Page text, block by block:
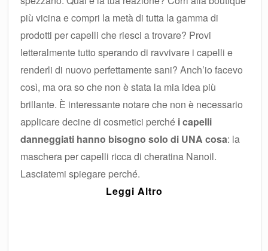
più vicina e compri la metà di tutta la gamma di
prodotti per capelli che riesci a trovare? Provi
letteralmente tutto sperando di ravvivare i capelli e
renderli di nuovo perfettamente sani? Anch’io facevo
così, ma ora so che non è stata la mia idea più
brillante. È interessante notare che non è necessario
applicare decine di cosmetici perché i capelli
danneggiati hanno bisogno solo di UNA cosa: la
maschera per capelli ricca di cheratina Nanoil.
Lasciatemi spiegare perché.
Leggi Altro